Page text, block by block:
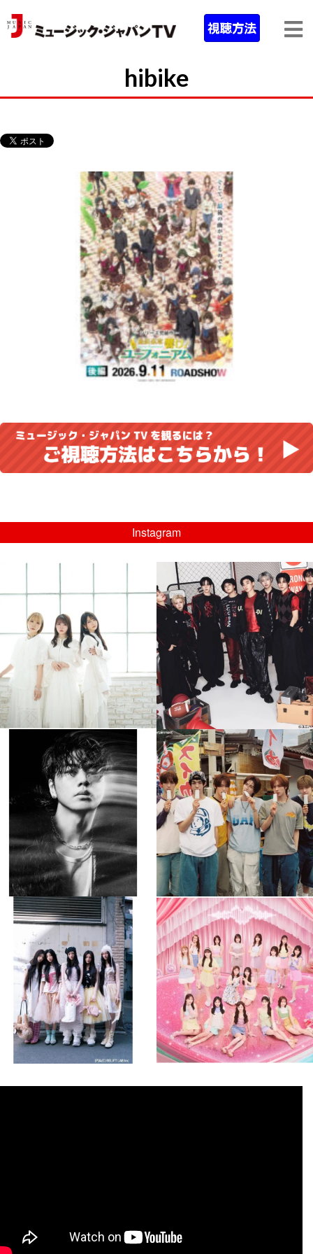
hibike
Instagram
...
8月 4
4 0
musicjapantv
💡08/05(水)23:00特番放送！
...
8月 4
4 0
musicjapantv
💡8月特番放送決定！
...
8月 4
477 0
musicjapantv
💡8月特番放送決定！
...
8月 4
6 0
musicjapantv
💡8月特番放送決定！
8月 4
2 0
musicjapantv
💡8月特番放送決定！
...
8月 4
2 0